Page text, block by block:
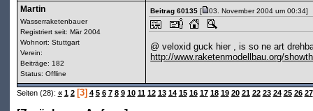
Martin
Wasserraketenbauer
Registriert seit: Mär 2004
Wohnort: Stuttgart
Verein:
Beiträge: 182
Status: Offline
Beitrag 60135[ 03. November 2004 um 00:34]
@ veloxid guck hier , is so ne art
http://www.raketenmodellbau.org/
Seiten (28): « 1 2 [3] 4 5 6 7 8 9 10 11 12 13 14 15 16 17 18 19 20 21 22 23 24 25 26 27